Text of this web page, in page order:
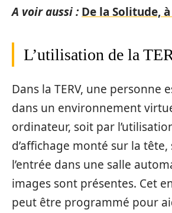
A voir aussi : De la Solitude,
L’utilisation de la
Dans la TERV, une personne
dans un environnement
ordinateur, soit par
d’affichage monté sur la
l’entrée dans une salle
images sont présentes. Cet
peut être programmé pour